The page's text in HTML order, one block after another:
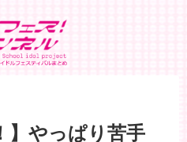
】やっぱり苦手